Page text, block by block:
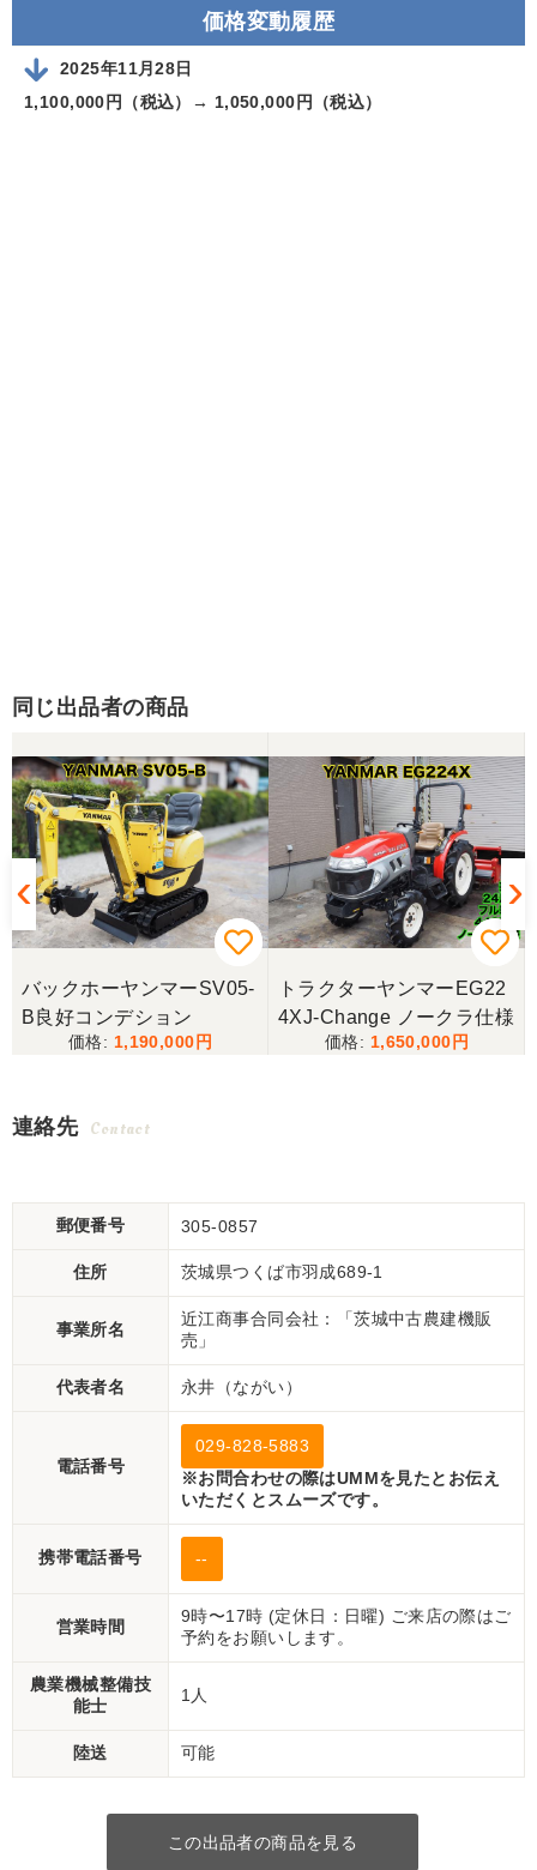
価格変動履歴
2025年11月28日
1,100,000円（税込）→ 1,050,000円（税込）
同じ出品者の商品
バックホーヤンマーSV05-
B良好コンデション
1,190,000
トラクターヤンマーEG22
4XJ-Change ノークラ仕様
1,650,000
連絡先 Contact
郵便番号 305-0857
住所 茨城県つくば市羽成689-1
事業所名
近江商事合同会社：「茨城中古農建機販
売」
代表者名 永井（ながい）
電話番号
029-828-5883
※お問合わせの際はUMMを見たとお伝え
いただくとスムーズです。
携帯電話番号 --
営業時間
9時〜17時 (定休日：日曜) ご来店の際はご
予約をお願いします。
農業機械整備技
能士
1人
陸送 可能
この出品者の商品を見る